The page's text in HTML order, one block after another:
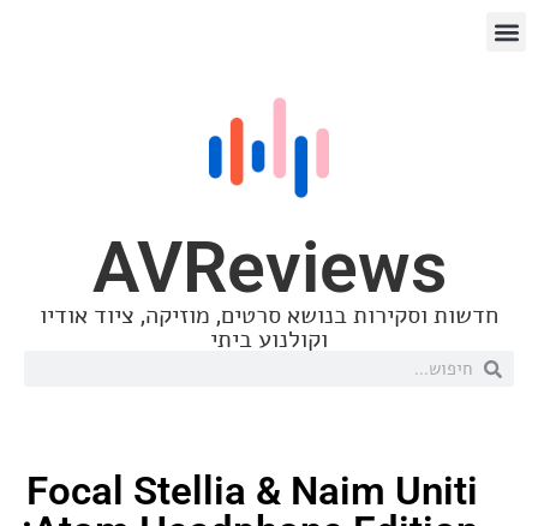
בנושא סרטים, מוזיקה, ציוד אודיו
וקולנוע ביתי
Focal Stellia & Naim